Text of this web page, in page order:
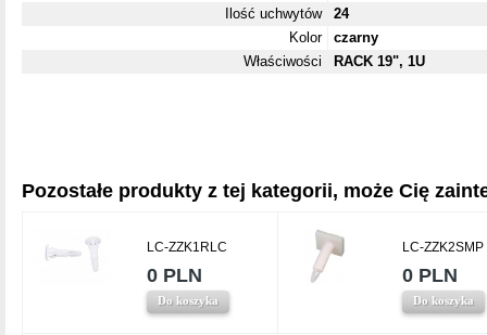
Ilość uchwytów
24
Kolor
czarny
Właściwości
RACK 19", 1U
Pozostałe produkty z tej kategorii, może Cię
LC-ZZK1RLC
0 PLN
Do koszyka
LC-ZZK2SMP
0 PLN
Do koszyka